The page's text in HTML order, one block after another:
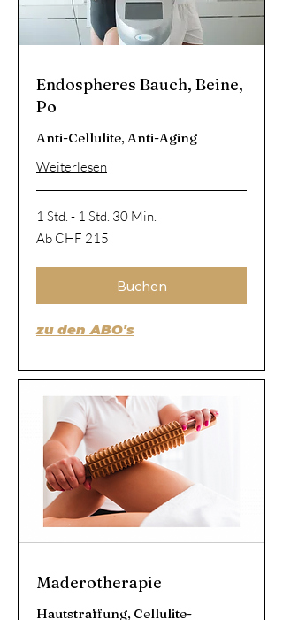
Endospheres Bauch, Beine,
Po
Anti-Cellulite, Anti-Aging
Weiterlesen
1 Std. - 1 Std. 30 Min.
Ab
215
Ab CHF 215
Buchen
zu den ABO's
Maderotherapie
Hautstraffung, Cellulite-